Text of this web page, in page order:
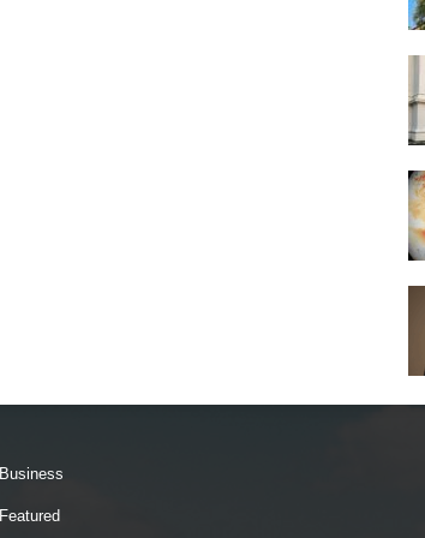
Business
Featured